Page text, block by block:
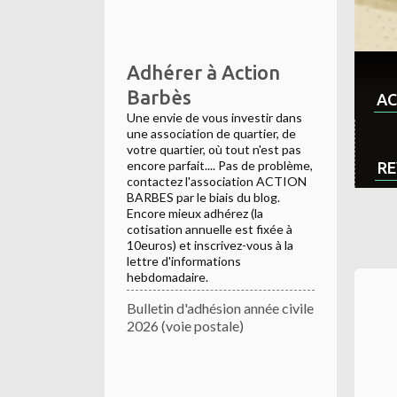
Adhérer à Action
Barbès
Une envie de vous investir dans
une association de quartier, de
votre quartier, où tout n'est pas
encore parfait.... Pas de problème,
contactez l'association ACTION
BARBES par le biais du blog.
Encore mieux adhérez (la
cotisation annuelle est fixée à
10euros) et inscrivez-vous à la
lettre d'informations
hebdomadaire.
Bulletin d'adhésion année civile
2026 (voie postale)